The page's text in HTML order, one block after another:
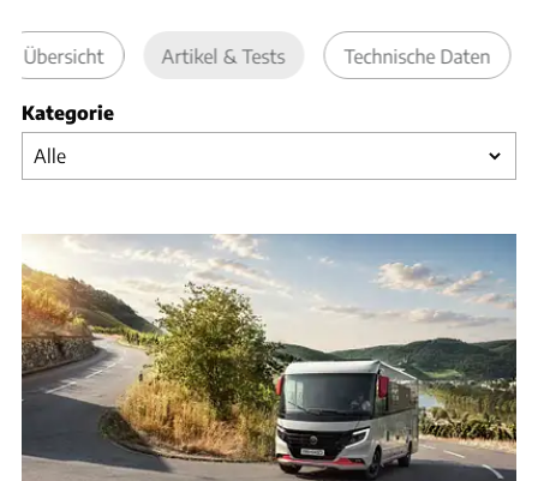
Übersicht Artikel & Tests Technische Daten
Kategorie